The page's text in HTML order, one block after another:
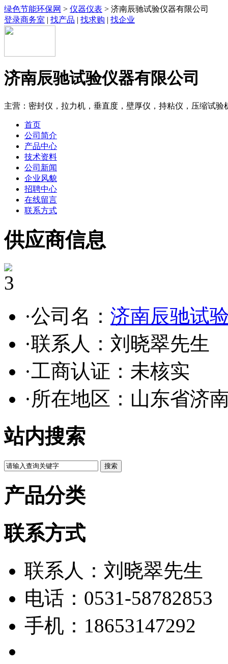
绿色节能环保网 > 仪器仪表 > 济南辰驰试验仪器有限公司
登录商务室 | 找产品 | 找求购 | 找企业
济南辰驰试验仪器有限公司
主营：密封仪，拉力机，垂直度，壁厚仪，持粘仪，压缩试
首页
公司简介
产品中心
技术资料
公司新闻
企业风貌
招聘中心
在线留言
联系方式
供应商信息
3
·公司名： 济南辰驰试
·联系人：刘晓翠先生
·工商认证： 未核实
·所在地区：山东省济
站内搜索
产品分类
联系方式
联系人：刘晓翠先生
电话：0531-58782853
手机：18653147292